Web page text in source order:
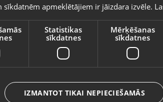
Huawei H155-382
Stāvoklis Lietots (Garantija 6 mēneši)
130.00
No 5.91€/mēn.
Valsts
Valoda
Latviešu / Latvian
sīkdatnēm apmeklētājiem ir jāizdara izvēle.
Statistikas
sīkdatnes
Mērķēšanas
sīkdatnes
IZMANTOT TIKAI NEPIECIEŠAMĀS